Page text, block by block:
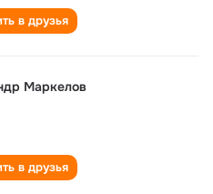
в друзья
Маркелов
в друзья